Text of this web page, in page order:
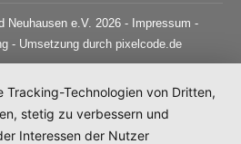
Neuhausen e.V. 2026 - Impressum -
- Umsetzung durch pixelcode.de
Tracking-Technologien von Dritten,
stetig zu verbessern und
Interessen der Nutzer